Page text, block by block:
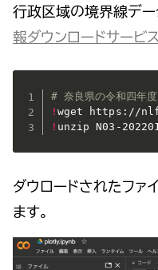
行政区域の境界線デ
報ダウンロードサービス
# 奈良県の令和四年度
!
! unzip N03-
ダウロードされたフ
ます。